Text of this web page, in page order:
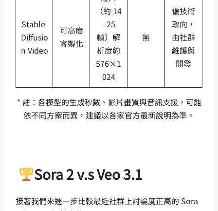
Stable
Diffusio
n Video
可高度
客製化
（約 14
–25
幀）解
析度約
576×1
024
無
偏技術
取向，
由社群
維護與
開發
* 註：各模型的生成秒數、影片畫質與音訊支援，可能
依不同方案而異，建議以各家官方最新說明為準。
Sora 2 v.s Veo 3.1
接著我們來進一步比較最近社群上討論度正高的 Sora